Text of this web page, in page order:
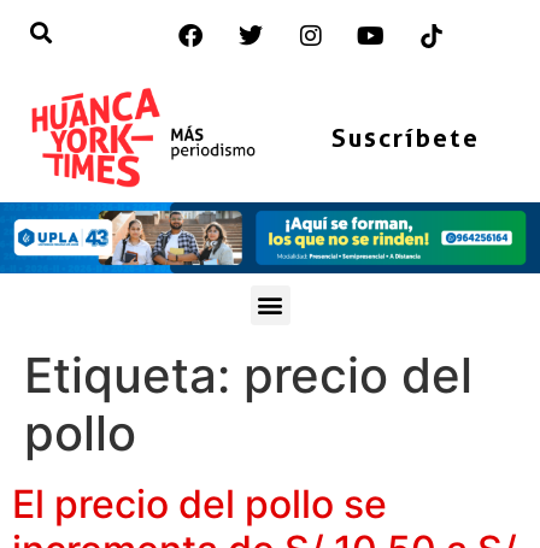
Suscríbete
Etiqueta: precio del
pollo
El precio del pollo se